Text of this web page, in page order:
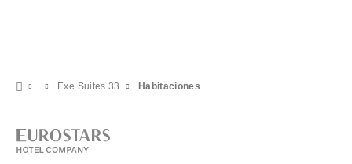
Exe Suites 33 Habitaciones